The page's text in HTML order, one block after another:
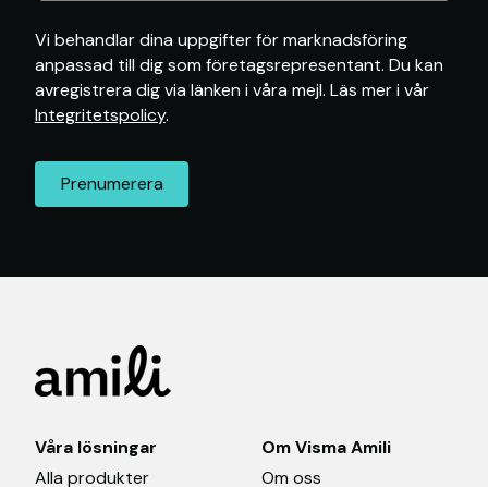
Vi behandlar dina uppgifter för marknadsföring
anpassad till dig som företagsrepresentant. Du kan
avregistrera dig via länken i våra mejl. Läs mer i vår
Integritetspolicy.
Våra lösningar
Alla produkter
Om Visma Amili
Om oss